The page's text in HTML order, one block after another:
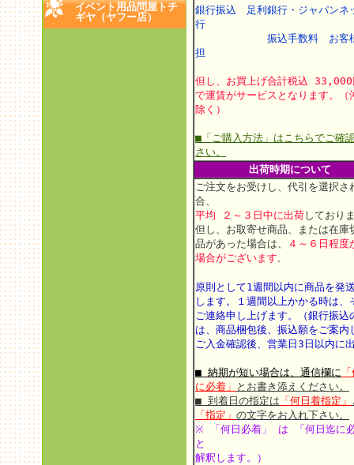
イベント用品問屋トチ
ギヤ（ヤフー店）
銀行振込 足利銀行・ジャパンネ
行
振込手数料 お客様
担
但し、お買上げ合計税込 33,000
で運賃がサービスとなります。（
除く）
■「ご購入方法」はこちらでご確
さい。
出荷時期について
ご注文をお受けし、代引を選択さ
合、
平均 ２～３日中に出荷しており
但し、お取寄せ商品、または在庫
品があった場合は、
４～６日程度
場合がございます
原則として1週間以内に商品を発
します。
１週間以上かかる時は、
ご連絡申し上げます。
（銀行振込
は、商品梱包後、振込願をご案内
ご入金確認後、営業日3日以内に
■ 納期が短い場合は、通信欄に
に必着」 とお書き添えください。
■ 到着日の指定は 「何日着指定」
「指定」 の文字をお入れ下さい。
※ 「何日必着」 は 「何日迄に
と
解釈します。）